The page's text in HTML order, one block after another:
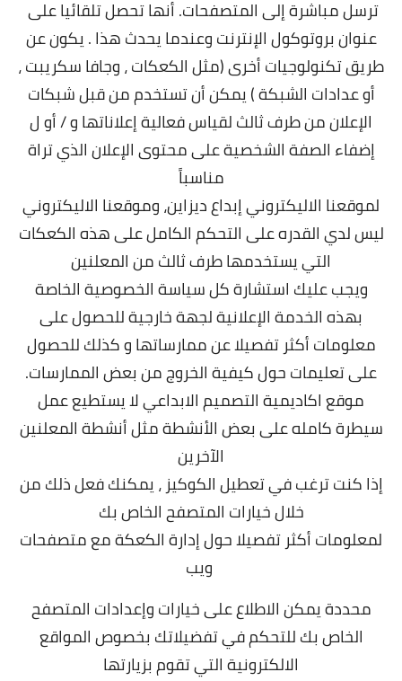
عنوان بروتوكول الإنترنت وعندما يحدث هذا . يكون عن
طريق تكنولوجيات أخرى (مثل الكعكات ، وجافا سكريبت ،
أو عدادات الشبكة ) يمكن أن تستخدم من قبل شبكات
الإعلان من طرف ثالث لقياس فعالية إعلاناتها و / أو ل
إضفاء الصفة الشخصية على محتوى الإعلان الذي تراة
مناسباً
لموقعنا الاليكتروني إبداع ديزاين،وموقعنا الاليكتروني
ليس لدي القدره على التحكم الكامل على هذه الكعكات
التي يستخدمها طرف ثالث من المعلنين
ويجب عليك استشارة كل سياسة الخصوصية الخاصة
بهذه الخدمة الإعلانية لجهة خارجية للحصول على
معلومات أكثر تفصيلا عن ممارساتها و كذلك للحصول
على تعليمات حول كيفية الخروج من بعض الممارسات.
موقعاكاديميةالتصميم الابداعي لا يستطيع عمل
سيطرة كامله على بعض الأنشطة مثل أنشطة المعلنين
الآخرين
إذا كنت ترغب في تعطيل الكوكيز ، يمكنك فعل ذلك من
خلال خيارات المتصفح الخاص بك
لمعلومات أكثر تفصيلا حول إدارة الكعكة مع متصفحات
محددة يمكن الاطلاععلى خيارات وإعدادات المتصفح
الخاص بك للتحكم في تفضيلاتك بخصوصالمواقع
الالكترونية التي تقومبزيارتها